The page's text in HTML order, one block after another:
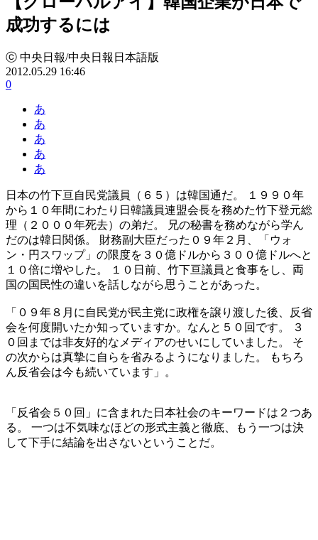
成功するには
ⓒ 中央日報/中央日報日本語版
2012.05.29 16:46
0
あ
あ
あ
あ
あ
日本の竹下亘自民党議員（６５）は韓国通だ。 １９９０年
から１０年間にわたり日韓議員連盟会長を務めた竹下登元総
理（２０００年死去）の弟だ。 兄の秘書を務めながら学ん
だのは韓日関係。 財務副大臣だった０９年２月、「ウォ
ン・円スワップ」の限度を３０億ドルから３００億ドルへと
１０倍に増やした。 １０日前、竹下亘議員と食事をし、両
国の国民性の違いを話しながら思うことがあった。
「０９年８月に自民党が民主党に政権を譲り渡した後、反省
会を何度開いたか知っていますか。なんと５０回です。 ３
０回までは非友好的なメディアのせいにしていました。 そ
の次からは真摯に自らを省みるようになりました。 もちろ
ん反省会は今も続いています」。
「反省会５０回」に含まれた日本社会のキーワードは２つあ
る。 一つは不気味なほどの形式主義と徹底、もう一つは決
して下手に結論を出さないということだ。